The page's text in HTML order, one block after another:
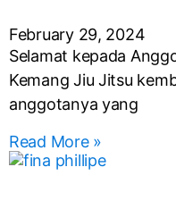
February 29, 2024
Selamat kepada
Kemang Jiu Jitsu
anggotanya yang
Read More »